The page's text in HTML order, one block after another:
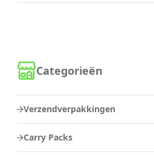
Categorieën
Verzendverpakkingen
Carry Packs